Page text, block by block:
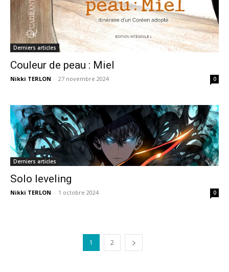
Derniers articles
Couleur de peau : Miel
Nikki TERLON - 27 novembre 2024 0
Derniers articles
Solo leveling
Nikki TERLON - 1 octobre 2024 0
1 2